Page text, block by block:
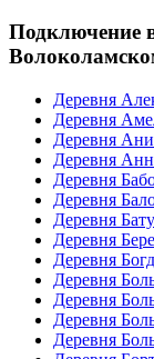
Подключение
Деревня
Деревня
Деревня
Деревня
Деревня
Деревня
Деревня
Деревня
Деревня
Деревня
Деревня
Деревня
Деревня